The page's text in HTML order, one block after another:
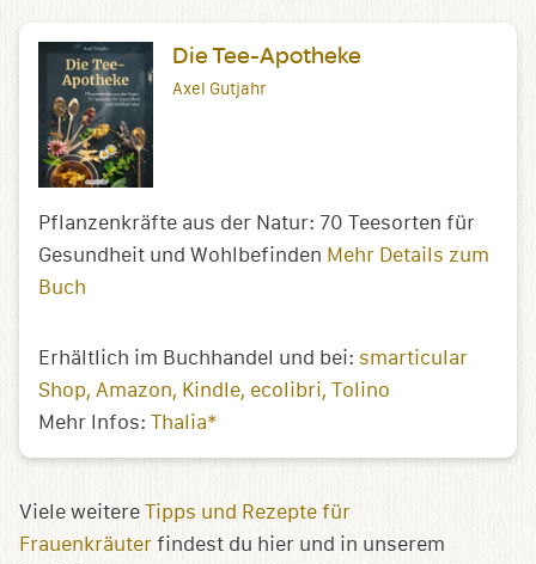
Die Tee-Apotheke
Axel Gutjahr
Pflanzenkräfte aus der Natur: 70 Teesorten für
Gesundheit und Wohlbefinden Mehr Details zum
Buch
Erhältlich im Buchhandel und bei: smarticular
Shop Amazon Kindle ecolibri Tolino
Mehr Infos: Thalia*
Viele weitere Tipps und Rezepte für
Frauenkräuter findest du hier und in unserem